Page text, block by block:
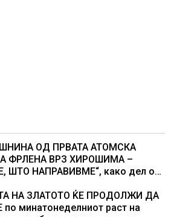
ОД ПРВАТА АТОМСКА
ФРЛЕНА ВРЗ ХИРОШИМА –
ШТО НАПРАВИВМЕ“, како дел од
во бомбардирањето го
овој настан што го промени
НА ЗЛАТОТО ЌЕ ПРОДОЛЖИ ДА
по минатонеделниот раст на